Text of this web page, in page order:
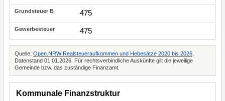
475
475
Quelle: Open.NRW Realsteueraufkommen und Hebesätze 2020 bis 2026
Datenstand 01.01.2026. Für rechtsverbindliche Auskünfte gilt die jeweilige
Gemeinde bzw. das zuständige Finanzamt.
Kommunale Finanzstruktur